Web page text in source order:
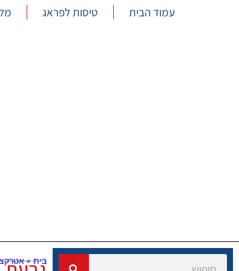
עמוד הבית טיסות לפראג
בית»